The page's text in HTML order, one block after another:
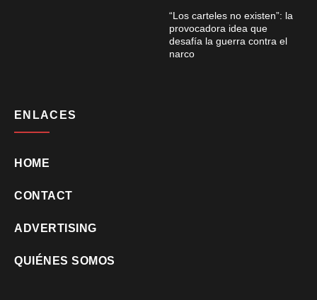
“Los carteles no existen”: la
provocadora idea que
desafía la guerra contra el
narco
ENLACES
HOME
CONTACT
ADVERTISING
QUIÉNES SOMOS